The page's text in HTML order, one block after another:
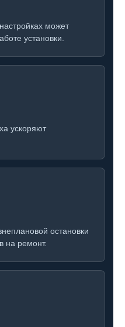
может
установки.
ускоряют
остановки
на ремонт.